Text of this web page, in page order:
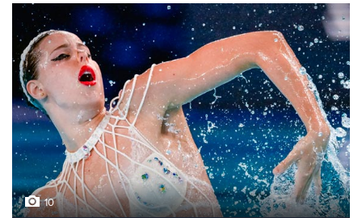
10
Фотохроника 6 августа